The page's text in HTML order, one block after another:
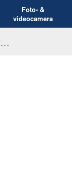
Foto- &
videocamera